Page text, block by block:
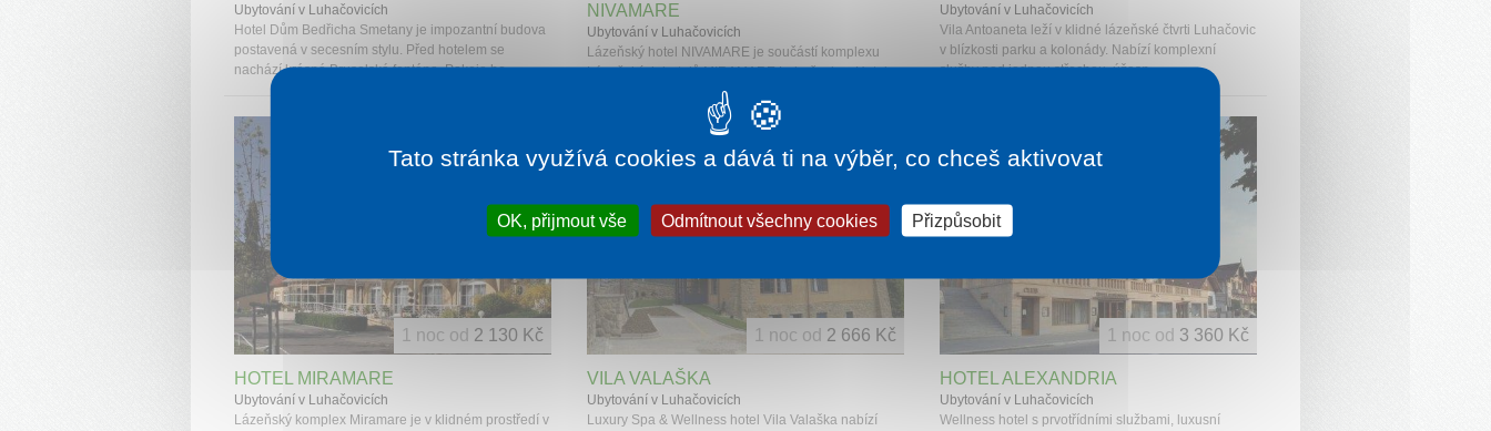
Ubytování v Luhačovicích
Hotel Dům Bedřicha Smetany je impozantní budova
postavená v secesním stylu. Před hotelem se
nachází krásná Bruselská fontána. Pokoje ho...
NIVAMARE
Ubytování v Luhačovicích
Lázeňský hotel NIVAMARE je součástí komplexu
Lázeňských hotelů MIRAMARE Luhačovice. Hotel
se nachází cca 1,5 km od lázeňské kolonády a ...
Ubytování v Luhačovicích
Vila Antoaneta leží v klidné lázeňské čtvrti Luhačovic
v blízkosti parku a kolonády. Nabízí komplexní
služby pod jednou střechou, úžasn...
HOTEL MIRAMARE
Ubytování v Luhačovicích
Lázeňský komplex Miramare je v klidném prostředí v
1 noc od 2 130 Kč
VILA VALAŠKA
Ubytování v Luhačovicích
Luxury Spa & Wellness hotel Vila Valaška nabízí
1 noc od 2 666 Kč
HOTEL ALEXANDRIA
Ubytování v Luhačovicích
Wellness hotel s prvotřídními službami, luxusní
1 noc od 3 360 Kč
Tato stránka využívá cookies a dává ti na výběr, co chceš aktivovat
OK, přijmout vše Odmítnout všechny cookies Přizpůsobit